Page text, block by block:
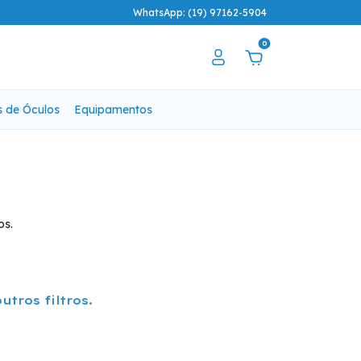
WhatsApp: (19) 97162-5904
0
de Óculos Equipamentos
filtros.